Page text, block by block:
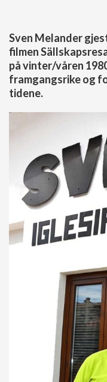
Sven Melander
filmen
på vinter/våren
framgangsrike og
tidene.